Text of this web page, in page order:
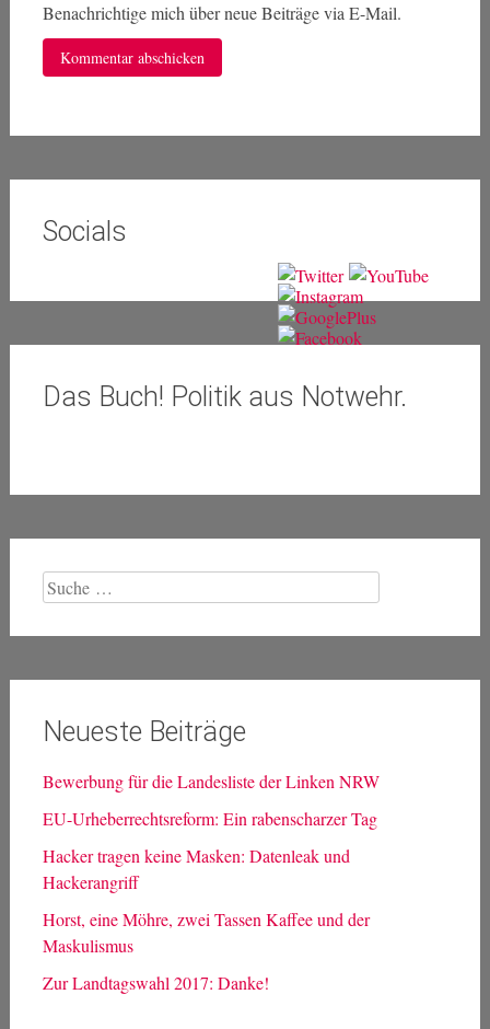
Benachrichtige mich über neue Beiträge via E-Mail.
Socials
Das Buch! Politik aus Notwehr.
Suche
nach:
Neueste Beiträge
Bewerbung für die Landesliste der Linken NRW
EU-Urheberrechtsreform: Ein rabenscharzer Tag
Hacker tragen keine Masken: Datenleak und
Hackerangriff
Horst, eine Möhre, zwei Tassen Kaffee und der
Maskulismus
Zur Landtagswahl 2017: Danke!